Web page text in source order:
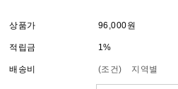
상품가 96,000원
적립금 1%
배송비 (조건) 지역별